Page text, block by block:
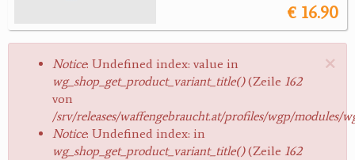
€ 16.90
×
Fehlermeldung
Notice: Undefined index: value in
wg_shop_get_product_variant_title()(Zeile 162
von
/srv/releases/waffengebraucht.at/profiles/wgp/modules/
Notice: Undefined index: in
wg_shop_get_product_variant_title()(Zeile 162